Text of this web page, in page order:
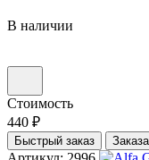
В наличии
Стоимость
440 ₽
Быстрый заказ